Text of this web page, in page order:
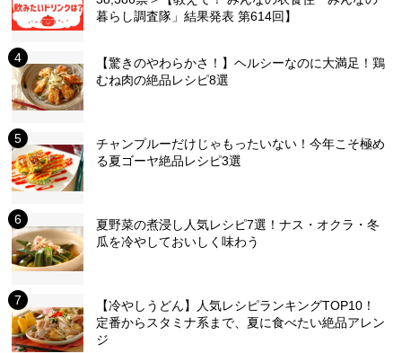
暮らし調査隊」結果発表 第614回】
【驚きのやわらかさ！】ヘルシーなのに大満足！鶏
むね肉の絶品レシピ8選
チャンプルーだけじゃもったいない！今年こそ極め
る夏ゴーヤ絶品レシピ3選
夏野菜の煮浸し人気レシピ7選！ナス・オクラ・冬
瓜を冷やしておいしく味わう
【冷やしうどん】人気レシピランキングTOP10！
定番からスタミナ系まで、夏に食べたい絶品アレン
ジ